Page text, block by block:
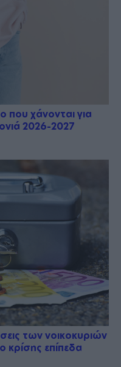
που χάνονται για
2026-2027
των νοικοκυριών
επίπεδα